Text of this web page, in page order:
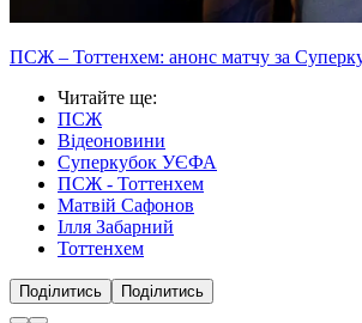
ПСЖ – Тоттенхем: анонс матчу за
Читайте ще:
ПСЖ
Відеоновини
Суперкубок УЄФА
ПСЖ - Тоттенхем
Матвій Сафонов
Ілля Забарний
Тоттенхем
Поділитись Поділитись